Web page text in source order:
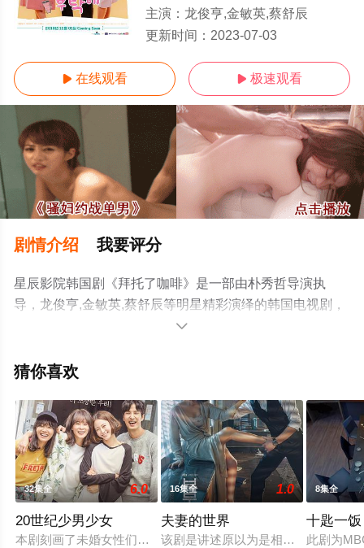
1-12全集/大结局
主演： 龙俊亨,金敏英,蔡舒辰
更新时间： 2023-07-03
 在线观看  极速观看
剧情介绍 我要评分
星辰影院韩国剧《拜托了咖啡》是一部由朴秀哲导演执
导，龙俊亨,金敏英,蔡舒辰等明星精彩演绎的韩国电视剧，
大结局剧情已揭晓（1-12全集），手机免费观看高清无删
步至豆瓣电视剧、电视猫或剧情网等平台了解。

猜你喜欢
32集全 6.0
20世纪少男少女
本剧刻画了未婚女性们的现实故事，主要讲述35岁的三个女人的
16集全 1.0
夫妻的世界
该剧是讲述原以为是相爱着的夫妻的
8集全
十匙一饭
此剧为